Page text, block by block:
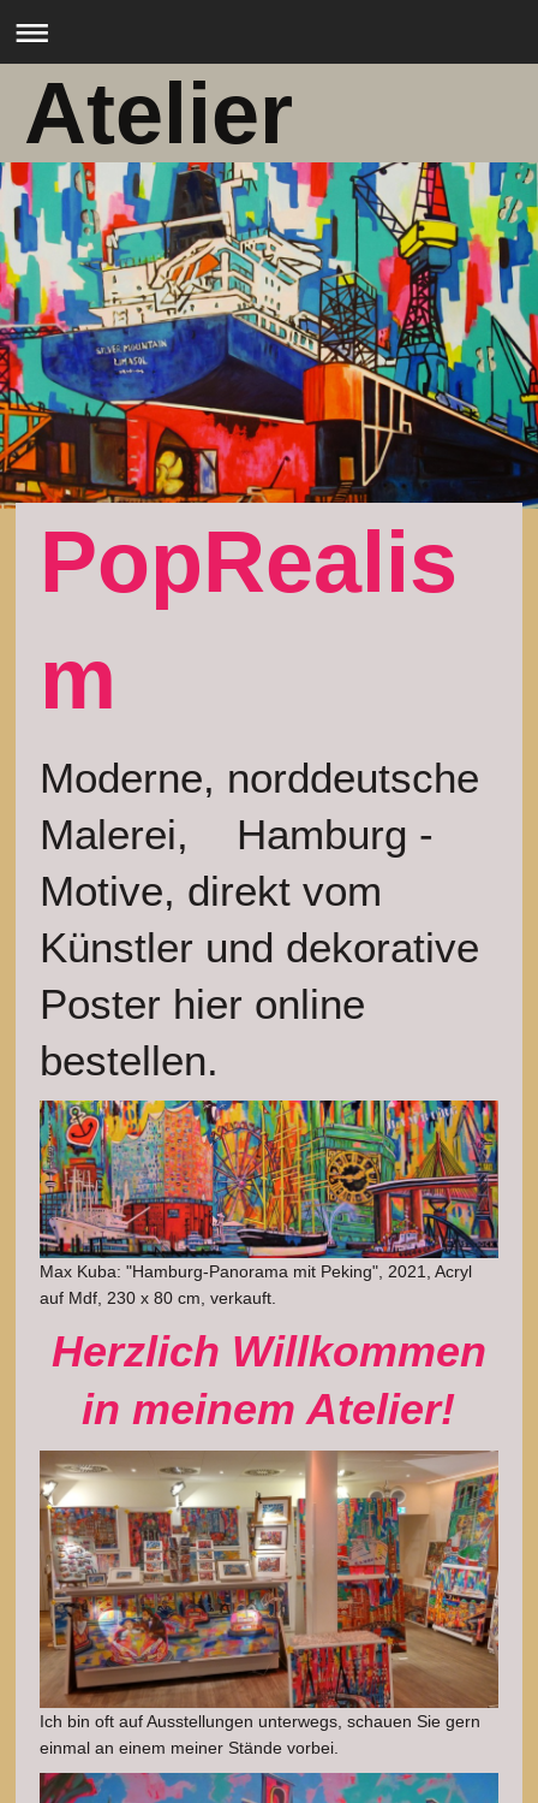
Atelier
PopRealis
m
Moderne, norddeutsche
Malerei, Hamburg -
Motive, direkt vom
Künstler und dekorative
Poster hier online
bestellen.
Max Kuba: "Hamburg-Panorama mit Peking", 2021, Acryl
auf Mdf, 230 x 80 cm, verkauft.
Herzlich Willkommen
in meinem Atelier!
Ich bin oft auf Ausstellungen unterwegs, schauen Sie gern
einmal an einem meiner Stände vorbei.